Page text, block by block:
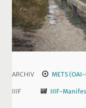
ARCHIV METS
IIIF IIIF-